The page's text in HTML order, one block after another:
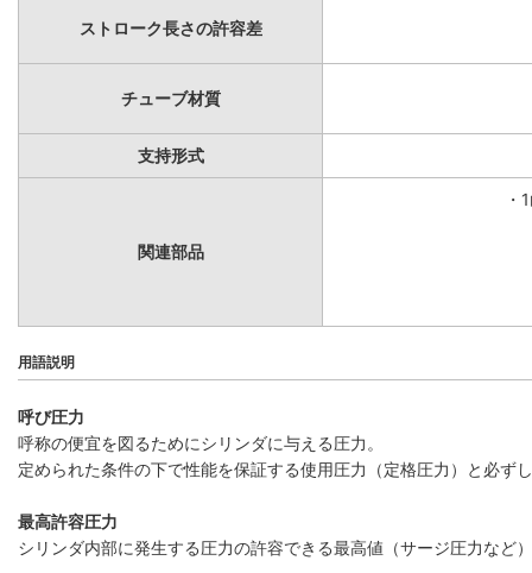
ストローク長さの許容差
チューブ材質
支持形式
関連部品
・
用語説明
呼び圧力
呼称の便宜を図るためにシリンダに与える圧力。
定められた条件の下で性能を保証する使用圧力（定格圧力）と必ず
最高許容圧力
シリンダ内部に発生する圧力の許容できる最高値（サージ圧力など